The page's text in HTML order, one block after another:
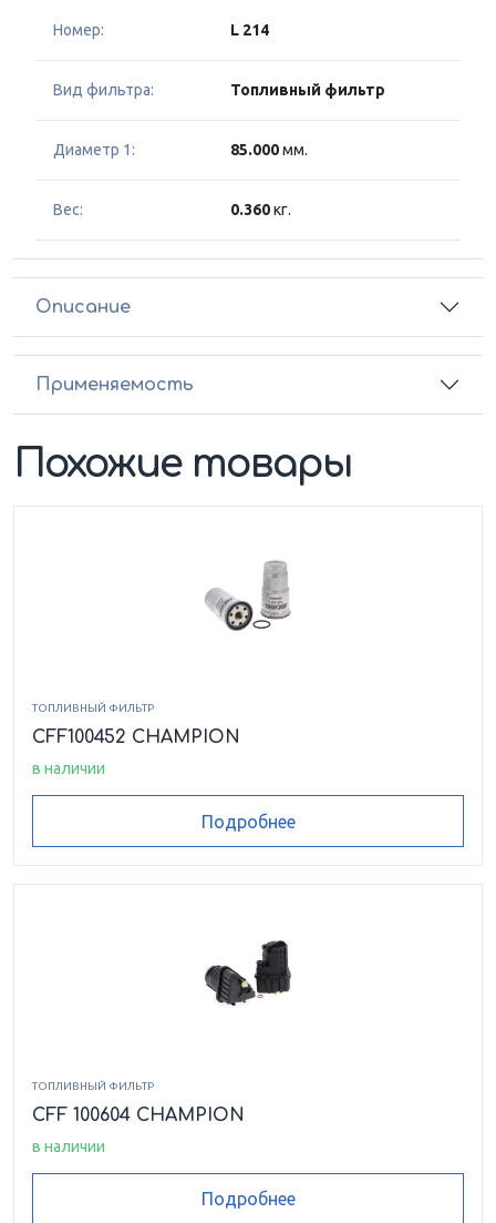
Номер: L 214
Вид фильтра: Топливный фильтр
Диаметр 1: 85.000мм.
Вес: 0.360кг.
Описание
Применяемость
Похожие товары
ТОПЛИВНЫЙ ФИЛЬТР
CFF100452 CHAMPION
в наличии
Подробнее
ТОПЛИВНЫЙ ФИЛЬТР
CFF 100604 CHAMPION
в наличии
Подробнее